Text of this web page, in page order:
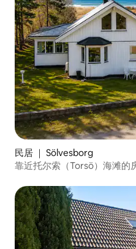
民居 ｜ Sölvesborg
靠近托尔索（Torsö）海滩的